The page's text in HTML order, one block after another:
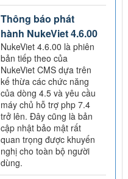
Thông báo phát
hành NukeViet 4.6.00
NukeViet 4.6.00 là phiên
bản tiếp theo của
NukeViet CMS dựa trên
kế thừa các chức năng
của dòng 4.5 và yêu cầu
máy chủ hỗ trợ php 7.4
trở lên. Đây cũng là bản
cập nhật bảo mật rất
quan trọng được khuyến
nghị cho toàn bộ người
dùng.